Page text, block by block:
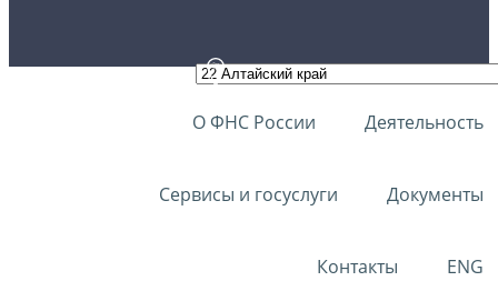
О ФНС России Деятельность
Сервисы и госуслуги Документы
Контакты ENG